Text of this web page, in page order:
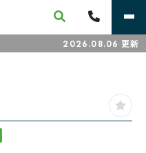
2026.08.06 更新